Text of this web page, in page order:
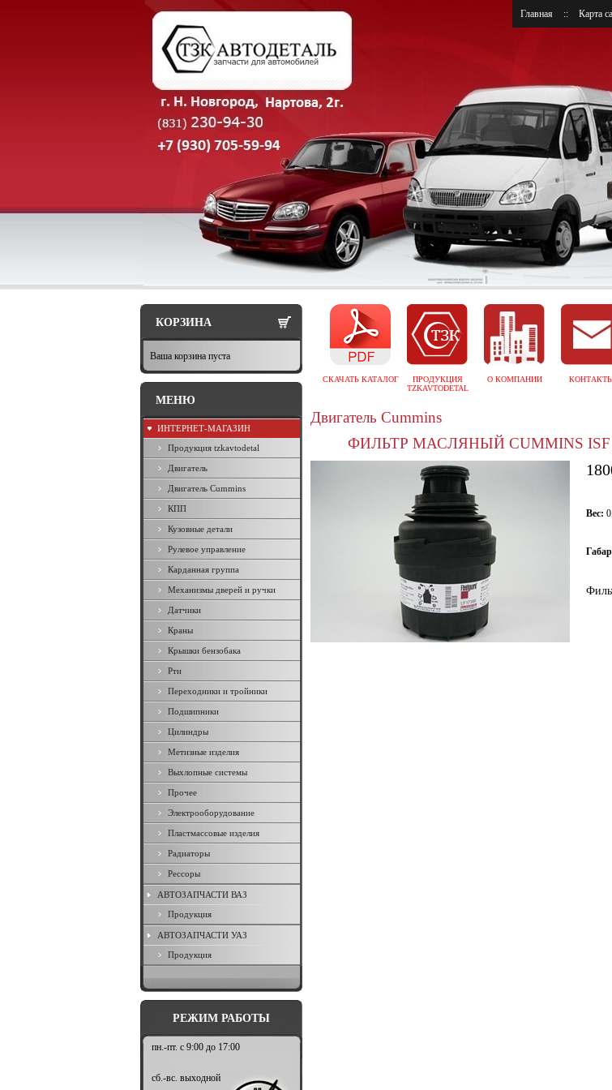
Главная :: Карта
СКАЧАТЬ КАТАЛОГ
ПРОДУКЦИЯ
TZKAVTODETAL
О КОМПАНИИ
Двигатель Cummins
ФИЛЬТР МАСЛЯНЫЙ CUMMINS
Вес:
КОРЗИНА
Ваша корзина пуста
МЕНЮ
ИНТЕРНЕТ-МАГАЗИН
Продукция tzkavtodetal
Двигатель
Двигатель Cummins
КПП
Кузовные детали
Рулевое управление
Карданная группа
Механизмы дверей и ручки
Датчики
Краны
Крышки бензобака
Рти
Переходники и тройники
Подшипники
Цилиндры
Метизные изделия
Выхлопные системы
Прочее
Электрооборудование
Пластмассовые изделия
Радиаторы
Рессоры
АВТОЗАПЧАСТИ ВАЗ
Продукция
АВТОЗАПЧАСТИ УАЗ
Продукция
РЕЖИМ РАБОТЫ
пн.-пт. с 9:00 до 17:00
сб.-вс. выходной